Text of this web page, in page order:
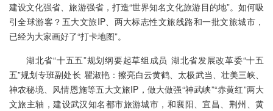
建设文化强省、旅游强省，打造“世界知名文化旅游目的地”。如何吸
引全球游客？五大文旅IP、两大标志性文旅线路和一批文旅城市，
已经为大家画好了“打卡地图”。
湖北省“十五五”规划纲要起草组成员 湖北省发展改革委“十五
五”规划专班副处长 瞿淑艳：擦亮白云黄鹤、太极武当、壮美三峡、
神农秘境、风情恩施等五大文旅IP，做大做强“神武峡”“赤黄红”两大
文旅主轴，建设武汉知名都市旅游城市，和襄阳、宜昌、荆州、黄